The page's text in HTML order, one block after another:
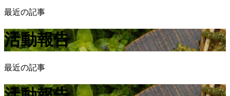
最近の記事
活動報告
最近の記事